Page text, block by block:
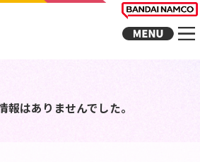
報はありませんでした。